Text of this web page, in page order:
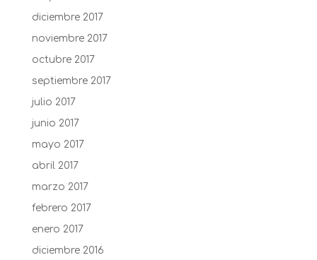
diciembre 2017
noviembre 2017
octubre 2017
septiembre 2017
julio 2017
junio 2017
mayo 2017
abril 2017
marzo 2017
febrero 2017
enero 2017
diciembre 2016